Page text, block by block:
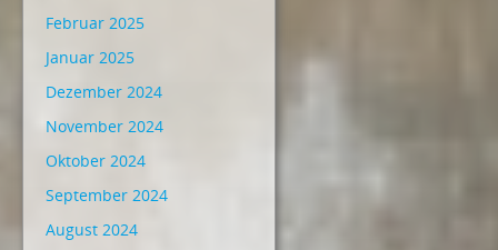
Februar 2025
Januar 2025
Dezember 2024
November 2024
Oktober 2024
September 2024
August 2024